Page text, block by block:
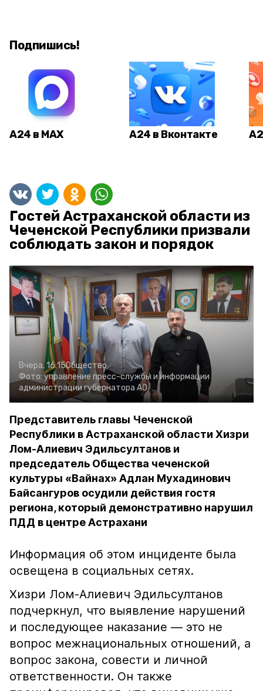
Подпишись!
А24 в MAX А24 в Вконтакте
Гостей Астраханской области из
Чеченской Республики призвали
соблюдать закон и порядок
Вчера, 16:15Общество
Фото: управление пресс-службы и информации
администрации губернатора АО
Представитель главы Чеченской
Республики в Астраханской области Хизри
Лом-Алиевич Эдильсултанов и
председатель Общества чеченской
культуры «Вайнах» Адлан Мухадинович
Байсангуров осудили действия гостя
региона, который демонстративно нарушил
ПДД в центре Астрахани
Информация об этом инциденте была
освещена в социальных сетях.
Хизри Лом-Алиевич Эдильсултанов
подчеркнул, что выявление нарушений
и последующее наказание — это не
вопрос межнациональных отношений, а
вопрос закона, совести и личной
ответственности. Он также